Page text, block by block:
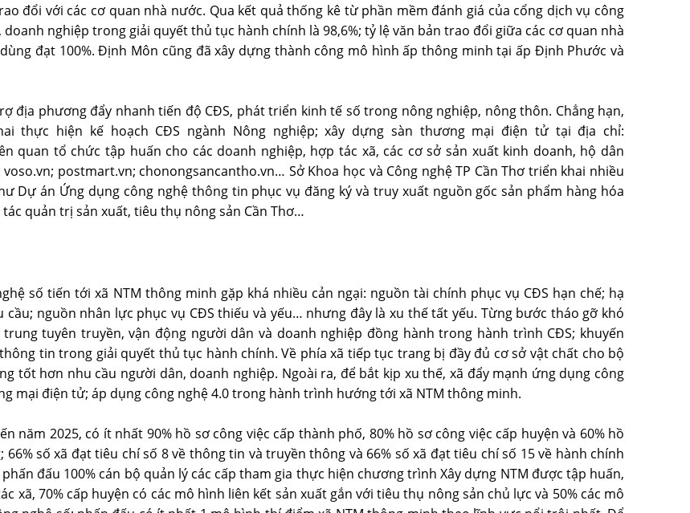
đổi với các cơ quan nhà nước. Qua kết quả thống kê từ phần mềm đánh giá của cổng dịch vụ công
nghiệp trong giải quyết thủ tục hành chính là 98,6%; tỷ lệ văn bản trao đổi giữa các cơ quan nhà
đạt 100%. Định Môn cũng đã xây dựng thành công mô hình ấp thông minh tại ấp Định Phước và
địa phương đẩy nhanh tiến độ CĐS, phát triển kinh tế số trong nông nghiệp, nông thôn. Chẳng hạn,
thực hiện kế hoạch CĐS ngành Nông nghiệp; xây dựng sàn thương mại điện tử tại địa chỉ:
quan tổ chức tập huấn cho các doanh nghiệp, hợp tác xã, các cơ sở sản xuất kinh doanh, hộ dân
postmart.vn; chonongsancantho.vn… Sở Khoa học và Công nghệ TP Cần Thơ triển khai nhiều
Dự án Ứng dụng công nghệ thông tin phục vụ đăng ký và truy xuất nguồn gốc sản phẩm hàng hóa
quản trị sản xuất, tiêu thụ nông sản Cần Thơ…
số tiến tới xã NTM thông minh gặp khá nhiều cản ngại: nguồn tài chính phục vụ CĐS hạn chế; hạ
nguồn nhân lực phục vụ CĐS thiếu và yếu… nhưng đây là xu thế tất yếu. Từng bước tháo gỡ khó
tuyên truyền, vận động người dân và doanh nghiệp đồng hành trong hành trình CĐS; khuyến
tin trong giải quyết thủ tục hành chính. Về phía xã tiếp tục trang bị đầy đủ cơ sở vật chất cho bộ
tốt hơn nhu cầu người dân, doanh nghiệp. Ngoài ra, để bắt kịp xu thế, xã đẩy mạnh ứng dụng công
mại điện tử; áp dụng công nghệ 4.0 trong hành trình hướng tới xã NTM thông minh.
năm 2025, có ít nhất 90% hồ sơ công việc cấp thành phố, 80% hồ sơ công việc cấp huyện và 60% hồ
số xã đạt tiêu chí số 8 về thông tin và truyền thông và 66% số xã đạt tiêu chí số 15 về hành chính
đấu 100% cán bộ quản lý các cấp tham gia thực hiện chương trình Xây dựng NTM được tập huấn,
xã, 70% cấp huyện có các mô hình liên kết sản xuất gắn với tiêu thụ nông sản chủ lực và 50% các mô